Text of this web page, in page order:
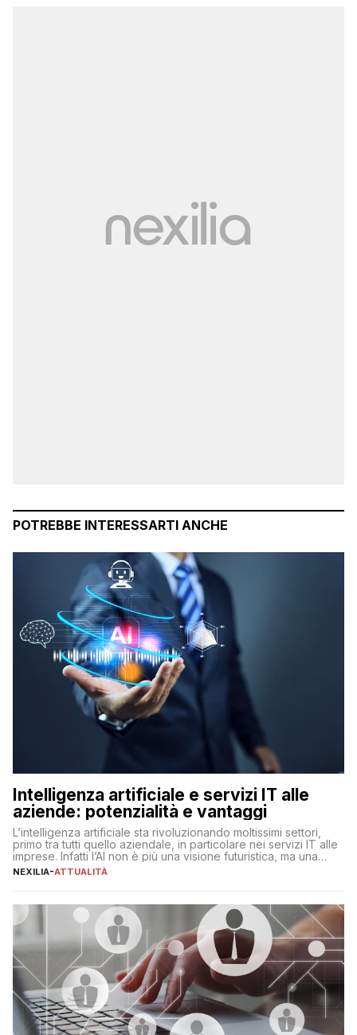
POTREBBE INTERESSARTI ANCHE
Intelligenza artificiale e servizi IT alle
aziende: potenzialità e vantaggi
L’intelligenza artificiale sta rivoluzionando moltissimi settori,
primo tra tutti quello aziendale, in particolare nei servizi IT alle
imprese. Infatti l’AI non è più una visione futuristica, ma una
realtà operativa che sta portando a un cambio significativo in
operazioni, bensì comporta […]
NEXILIA-ATTUALITÀ